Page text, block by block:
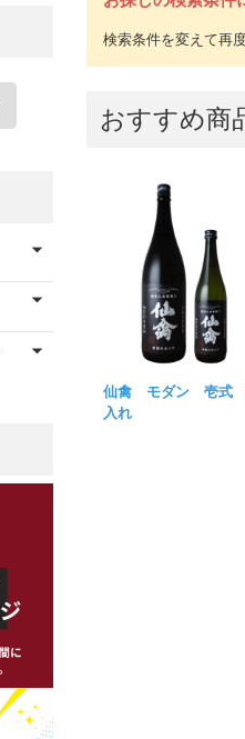
おすすめ商
仙禽 モダン 壱式
入れ